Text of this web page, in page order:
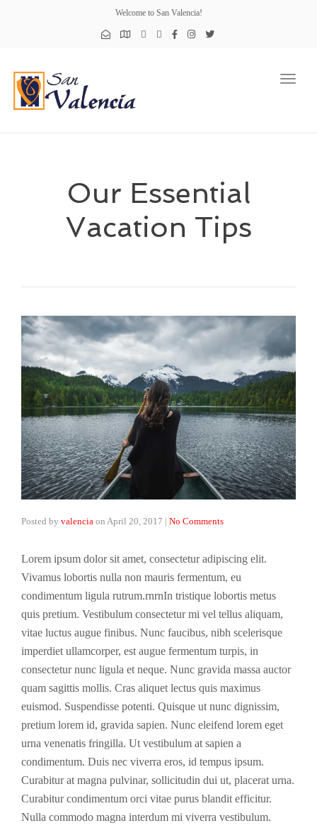
Welcome to San Valencia!
Our Essential
Vacation Tips
Posted by valencia on April 20, 2017 | No Comments
Lorem ipsum dolor sit amet, consectetur adipiscing elit.
Vivamus lobortis nulla non mauris fermentum, eu
condimentum ligula rutrum.rnrnIn tristique lobortis metus
quis pretium. Vestibulum consectetur mi vel tellus aliquam,
vitae luctus augue finibus. Nunc faucibus, nibh scelerisque
imperdiet ullamcorper, est augue fermentum turpis, in
consectetur nunc ligula et neque. Nunc gravida massa auctor
quam sagittis mollis. Cras aliquet lectus quis maximus
euismod. Suspendisse potenti. Quisque ut nunc dignissim,
pretium lorem id, gravida sapien. Nunc eleifend lorem eget
urna venenatis fringilla. Ut vestibulum at sapien a
condimentum. Duis nec viverra eros, id tempus ipsum.
Curabitur at magna pulvinar, sollicitudin dui ut, placerat urna.
Curabitur condimentum orci vitae purus blandit efficitur.
Nulla commodo magna interdum mi viverra vestibulum.